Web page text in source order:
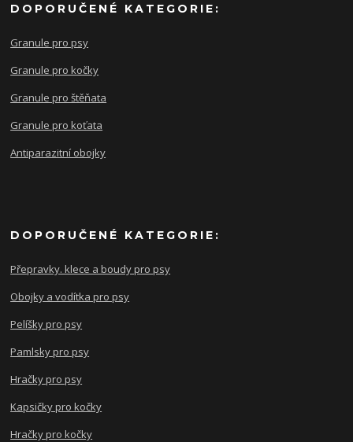
DOPORUČENÉ KATEGORIE:
Granule pro psy
Granule pro kočky
Granule pro štěňata
Granule pro koťata
Antiparazitní obojky
DOPORUČENÉ KATEGORIE:
Přepravky. klece a boudy pro psy
Obojky a vodítka pro psy
Pelíšky pro psy
Pamlsky pro psy
Hračky pro psy
Kapsičky pro kočky
Hračky pro kočky